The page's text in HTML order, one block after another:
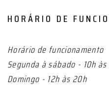
HORÁRIO DE
Horário de funcionamento
Segunda à sábado - 10h
Domingo - 12h às 20h